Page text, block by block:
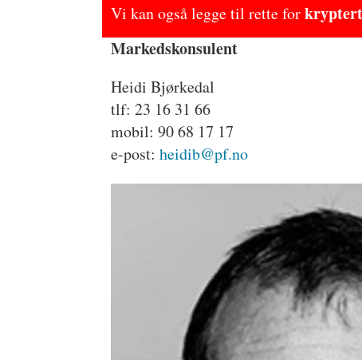
Vi kan også legge til rette forkryptert
Markedskonsulent
Heidi Bjørkedal
tlf: 23 16 31 66
mobil: 90 68 17 17
e-post:heidib@pf.no